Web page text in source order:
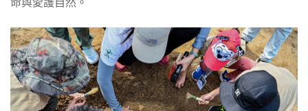
命與愛護自然。